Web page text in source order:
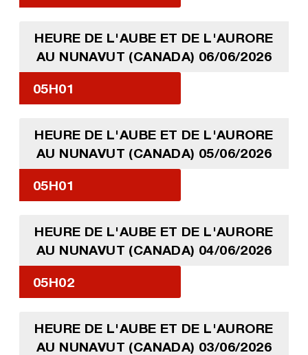
HEURE DE L'AUBE ET DE L'AURORE
AU NUNAVUT (CANADA) 06/06/2026
05H01
HEURE DE L'AUBE ET DE L'AURORE
AU NUNAVUT (CANADA) 05/06/2026
05H01
HEURE DE L'AUBE ET DE L'AURORE
AU NUNAVUT (CANADA) 04/06/2026
05H02
HEURE DE L'AUBE ET DE L'AURORE
AU NUNAVUT (CANADA) 03/06/2026